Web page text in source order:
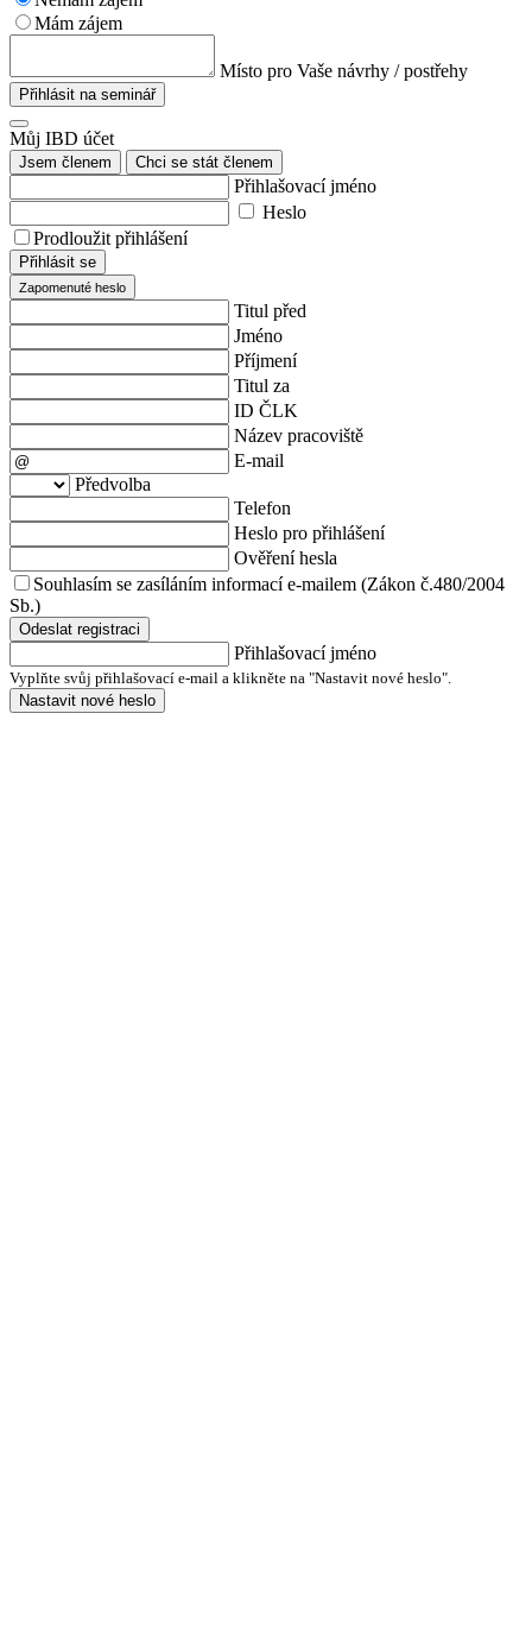
Mám zájem
Místo pro Vaše návrhy / postřehy
Přihlásit na seminář
Můj IBD účet
Jsem členem Chci se stát členem
Přihlašovací jméno
Heslo
Prodloužit přihlášení
Přihlásit se
Zapomenuté heslo
Titul před
Jméno
Příjmení
Titul za
ID ČLK
Název pracoviště
E-mail
Předvolba
Telefon
Heslo pro přihlášení
Ověření hesla
Souhlasím se zasíláním informací e-mailem (Zákon č.480/2004
Sb.)
Odeslat registraci
Přihlašovací jméno
Vyplňte svůj přihlašovací e-mail a klikněte na "Nastavit nové heslo".
Nastavit nové heslo